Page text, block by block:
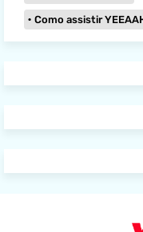
Como assistir YEEAAH